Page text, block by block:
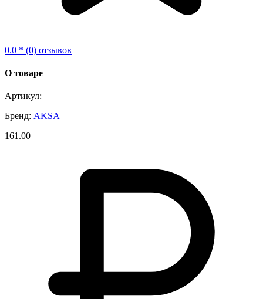
0.0 * (0) отзывов
О товаре
Артикул:
Бренд: AKSA
161.00